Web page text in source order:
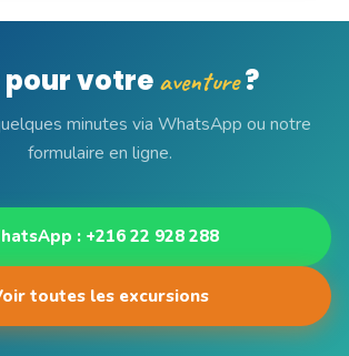
pour votre aventure?
minutes via WhatsApp ou notre
formulaire en ligne.
: +216 22 928 288
toutes les excursions